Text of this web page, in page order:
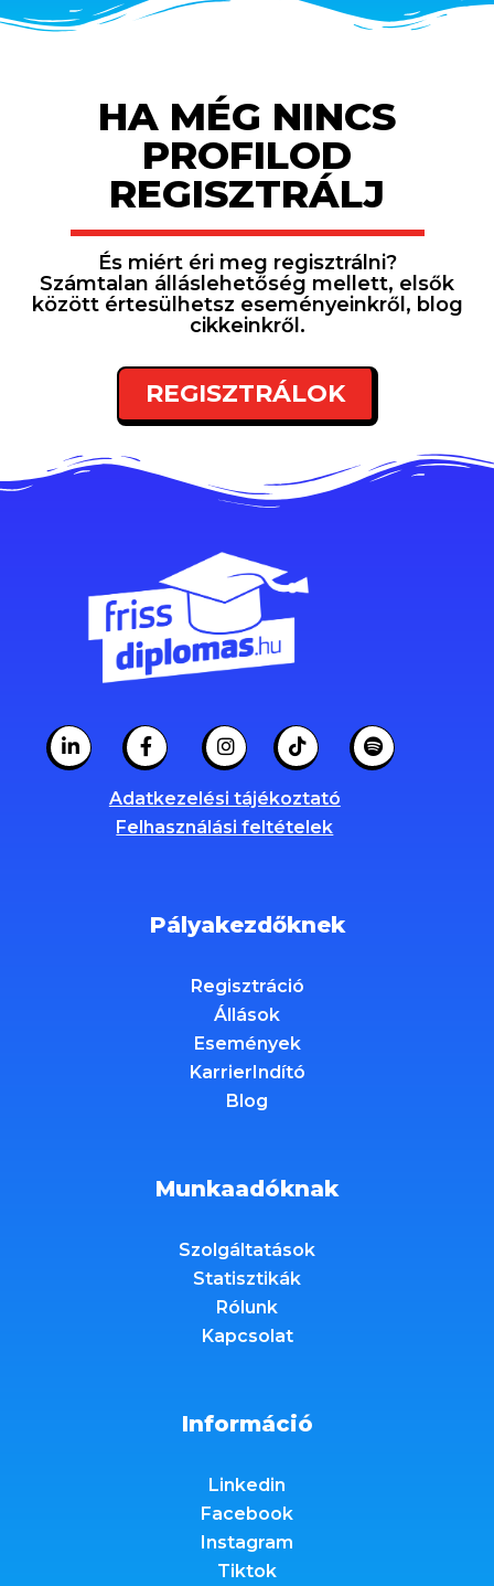
HA MÉG NINCS
PROFILOD
REGISZTRÁLJ
És miért éri meg regisztrálni?
Számtalan álláslehetőség mellett, elsők
között értesülhetsz eseményeinkről, blog
cikkeinkről.
REGISZTRÁLOK
Adatkezelési tájékoztató
Felhasználási feltételek
Pályakezdőknek
Regisztráció
Állások
Események
KarrierIndító
Blog
Munkaadóknak
Szolgáltatások
Statisztikák
Rólunk
Kapcsolat
Információ
Linkedin
Facebook
Instagram
Tiktok